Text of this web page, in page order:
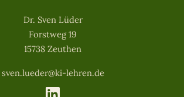
Dr. Sven Lüder
Forstweg 19
15738 Zeuthen
sven.lueder@ki-lehren.de